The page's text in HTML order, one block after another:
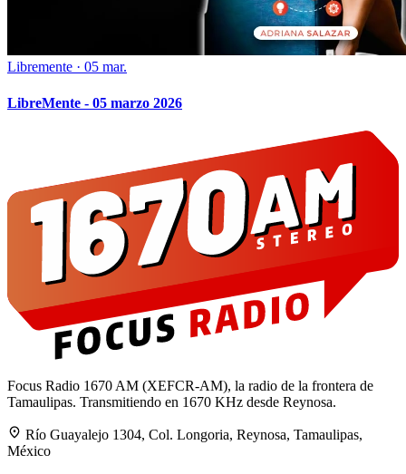
Libremente · 05 mar.
LibreMente - 05 marzo 2026
Focus Radio 1670 AM (XEFCR-AM), la radio de la frontera de
Tamaulipas. Transmitiendo en 1670 KHz desde Reynosa.
Río Guayalejo 1304, Col. Longoria, Reynosa, Tamaulipas,
México